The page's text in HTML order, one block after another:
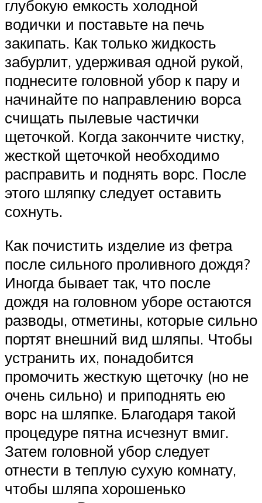
глубокую емкость холодной
водички и поставьте на печь
закипать. Как только жидкость
забурлит, удерживая одной рукой,
поднесите головной убор к пару и
начинайте по направлению ворса
счищать пылевые частички
щеточкой. Когда закончите чистку,
жесткой щеточкой необходимо
расправить и поднять ворс. После
этого шляпку следует оставить
сохнуть.
Как почистить изделие из фетра
после сильного проливного дождя?
Иногда бывает так, что после
дождя на головном уборе остаются
разводы, отметины, которые сильно
портят внешний вид шляпы. Чтобы
устранить их, понадобится
промочить жесткую щеточку (но не
очень сильно) и приподнять ею
ворс на шляпке. Благодаря такой
процедуре пятна исчезнут вмиг.
Затем головной убор следует
отнести в теплую сухую комнату,
чтобы шляпа хорошенько